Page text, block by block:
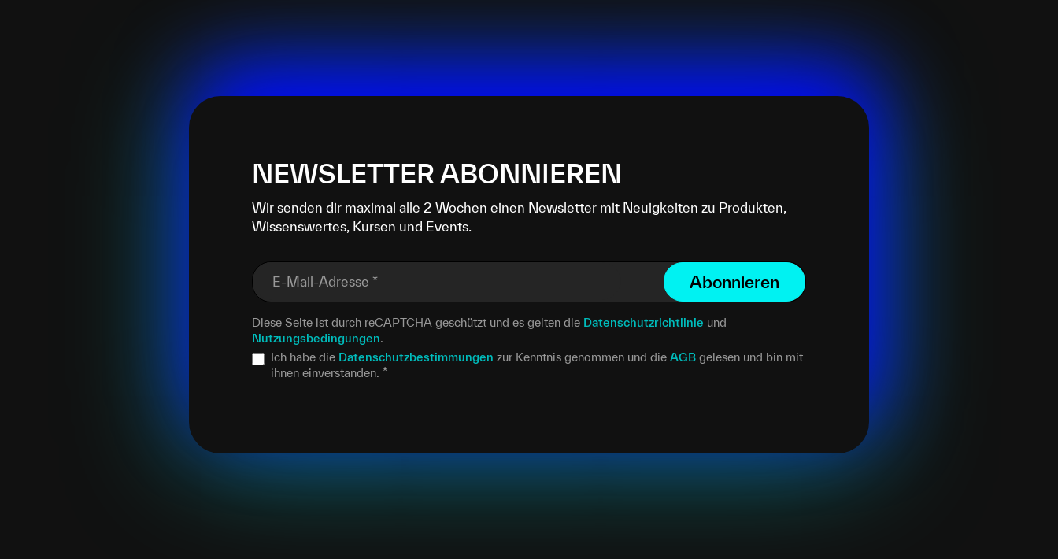
NEWSLETTER ABONNIEREN
Wir senden dir maximal alle 2 Wochen einen Newsletter mit Neuigkeiten zu Produkten,
Wissenswertes, Kursen und Events.
E-Mail-Adresse * Abonnieren
Diese Seite ist durch reCAPTCHA geschützt und es gelten die Datenschutzrichtlinie und
Nutzungsbedingungen.
Ich habe die Datenschutzbestimmungen zur Kenntnis genommen und die AGB gelesen und bin mit
ihnen einverstanden. *